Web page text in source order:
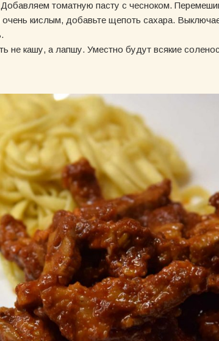
томатную пасту с чесноком.
кислым, добавьте щепоть сахара.
не кашу, а лапшу. Уместно будут всякие